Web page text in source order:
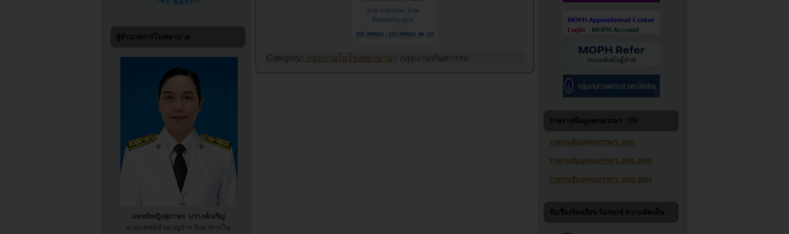
ผู้อำนวยการโรงพยาบาล
แพทย์หญิงสุภาพร ปรางค์เจริญ
นายแพทย์ชำนาญการ รักษาการใน
Category: กลุ่มงานในโรงพยาบาล / กลุ่มงานทันตกรรม
รายงานข้อมูลคุณธรรมฯ : ITA
รายงานข้อมูลคุณธรรมฯ: 2567
รายงานข้อมูลคุณธรรมฯ: 2565-2566
รายงานข้อมูลคุณธรรมฯ: 2562-2654
รับเรื่องร้องเรียน ร้องทุกข์ ความคิดเห็น